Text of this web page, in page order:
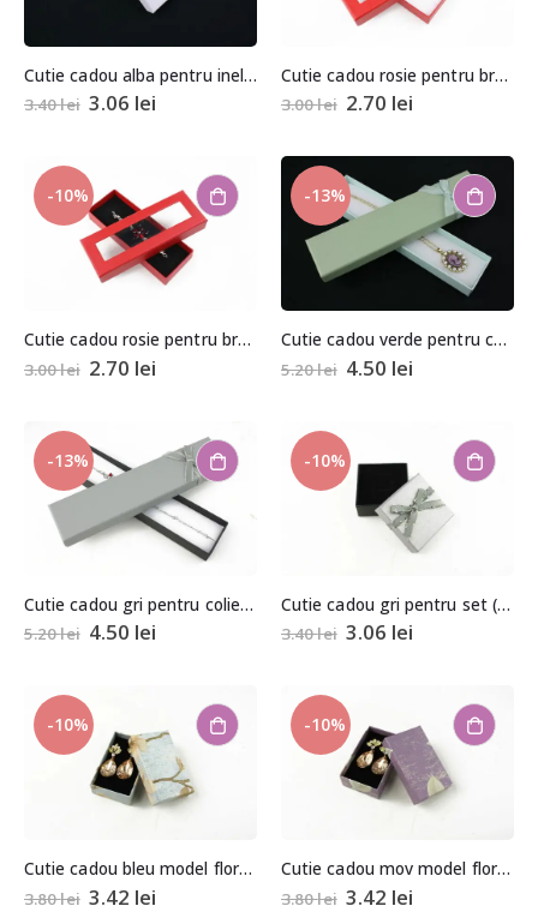
Cutie cadou alba pentru inel/cercei
3.40lei 3.06 lei
Cutie cadou rosie pentru bratara 1,8x4x11,5cm
3.00lei 2.70 lei
-10%
Cutie cadou rosie pentru bratara 1,8x4x11,5cm
3.00lei 2.70 lei
-13%
Cutie cadou verde pentru colier/bratara
5.20lei 4.50 lei
-13%
Cutie cadou gri pentru colier/bratara
5.20lei 4.50 lei
-10%
Cutie cadou gri pentru set (cercei, colier si inel)
3.40lei 3.06 lei
-10%
Cutie cadou bleu model floral pentru set (cercei, colier si inel)
3.80lei 3.42 lei
-10%
Cutie cadou mov model floral pentru set (cercei, colier si inel)
3.80lei 3.42 lei